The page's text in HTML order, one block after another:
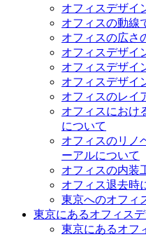
オフィスデザイ
オフィスの動線
オフィスの広さ
オフィスデザイ
オフィスデザイ
オフィスデザイ
オフィスのレイ
オフィスにおけ
について
オフィスのリノ
ーアルについて
オフィスの内装
オフィス退去時
東京へのオフィ
東京にあるオフィス
東京にあるオフ